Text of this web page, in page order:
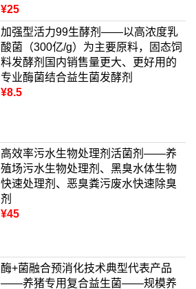
¥25
加强型活力99生酵剂——以高浓度乳
酸菌（300亿/g）为主要原料，固态饲
料发酵剂国内销售量更大、更好用的
专业酶菌结合益生菌发酵剂
¥8.5
高效率污水生物处理剂活菌剂——养
殖场污水生物处理剂、黑臭水体生物
快速处理剂、恶臭粪污废水快速除臭
剂
¥45
酶+菌融合预消化技术典型代表产品
——养猪专用复合益生菌——规模养